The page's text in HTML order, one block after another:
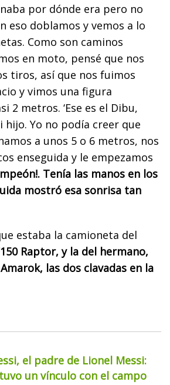
por dónde era pero no
eso doblamos y vemos a lo
Como son caminos
en moto, pensé que nos
tiros, así que nos fuimos
y vimos una figura
2 metros. ‘Ese es el Dibu,
hijo. Yo no podía creer que
a unos 5 o 6 metros, nos
enseguida y le empezamos
Tenía las manos en los
mostró esa sonrisa tan
estaba la camioneta del
Raptor, y la del hermano,
las dos clavadas en la
el padre de Lionel Messi:
un vínculo con el campo